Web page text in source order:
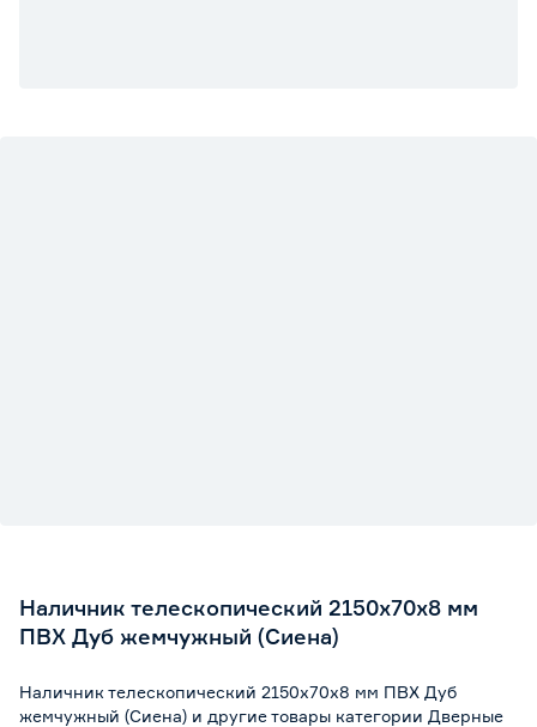
Наличник телескопический 2150x70x8 мм
ПВХ Дуб жемчужный (Сиена)
Наличник телескопический 2150x70x8 мм ПВХ Дуб
жемчужный (Сиена) и другие товары категории Дверные